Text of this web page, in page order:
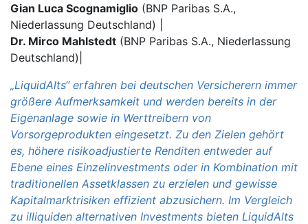
Gian Luca Scognamiglio (BNP Paribas S.A.,
Niederlassung Deutschland) |
Dr. Mirco Mahlstedt (BNP Paribas S.A., Niederlassung
Deutschland)|
„LiquidAlts“ erfahren bei deutschen Versicherern immer
größere Aufmerksamkeit und werden bereits in der
Eigenanlage sowie in Werttreibern von
Vorsorgeprodukten eingesetzt. Zu den Zielen gehört
es, höhere risikoadjustierte Renditen entweder auf
Ebene eines Einzelinvestments oder in Kombination mit
traditionellen Assetklassen zu erzielen und gewisse
Kapitalmarktrisiken effizient abzusichern. Im Vergleich
zu illiquiden alternativen Investments bieten LiquidAlts